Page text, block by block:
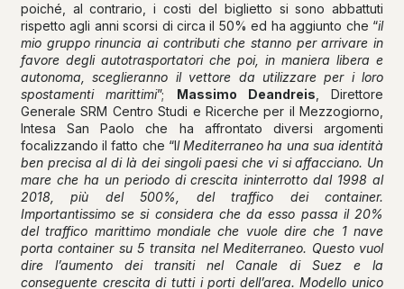
poiché, al contrario, i costi del biglietto si sono abbattuti
rispetto agli anni scorsi di circa il 50% ed ha aggiunto che “il
mio gruppo rinuncia ai contributi che stanno per arrivare in
favore degli autotrasportatori che poi, in maniera libera e
autonoma, sceglieranno il vettore da utilizzare per i loro
spostamenti marittimi”; Massimo Deandreis , Direttore
Generale SRM Centro Studi e Ricerche per il Mezzogiorno,
Intesa San Paolo che ha affrontato diversi argomenti
focalizzando il fatto che “Il Mediterraneo ha una sua identità
ben precisa al di là dei singoli paesi che vi si affacciano. Un
mare che ha un periodo di crescita ininterrotto dal 1998 al
2018, più del 500%, del traffico dei container.
Importantissimo se si considera che da esso passa il 20%
del traffico marittimo mondiale che vuole dire che 1 nave
porta container su 5 transita nel Mediterraneo. Questo vuol
dire l’aumento dei transiti nel Canale di Suez e la
conseguente crescita di tutti i porti dell’area. Modello unico